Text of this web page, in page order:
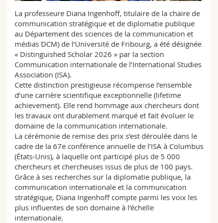
Interfacultaire
Doctorants
Programme des cours
MyUnifr
La professeure Diana Ingenhoff, titulaire de la chaire de
communication stratégique et de diplomatie publique
au Département des sciences de la communication et
médias DCM) de l’Université de Fribourg, a été désignée
« Distinguished Scholar 2026 » par la section
Communication internationale de l’International Studies
Association (ISA).
Cette distinction prestigieuse récompense l’ensemble
d’une carrière scientifique exceptionnelle (lifetime
achievement). Elle rend hommage aux chercheurs dont
les travaux ont durablement marqué et fait évoluer le
domaine de la communication internationale.
La cérémonie de remise des prix s’est déroulée dans le
cadre de la 67e conférence annuelle de l’ISA à Columbus
(États-Unis), à laquelle ont participé plus de 5 000
chercheurs et chercheuses issus de plus de 100 pays.
Grâce à ses recherches sur la diplomatie publique, la
communication internationale et la communication
stratégique, Diana Ingenhoff compte parmi les voix les
plus influentes de son domaine à l’échelle
internationale.